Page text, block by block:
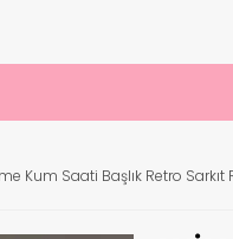
Kum Saati Başlık Retro